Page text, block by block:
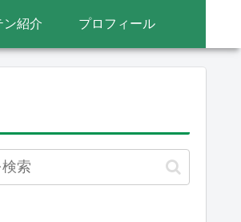
ン紹介 プロフィール